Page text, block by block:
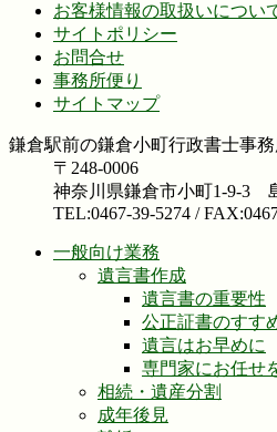
お客様情報の取扱いについ
サイトポリシー
お問合せ
事務所便り
サイトマップ
鎌倉駅前の鎌倉小町行政書士事
〒248-0006
神奈川県鎌倉市小町1-9-3
TEL:0467-39-5274 /
一般向け業務
遺言書作成
遺言書の重要性
公正証書のすす
遺言はお早めに
専門家にお任せ
相続・遺産分割
成年後見